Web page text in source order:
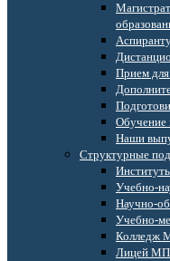
Прием для
Обучение
Наши
Структурные
Учебно-
Научно-
Учебно-
Колледж
Лицей